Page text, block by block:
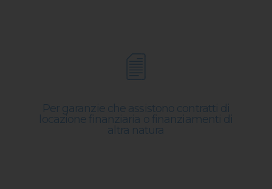
Per garanzie che assistono contratti di
locazione finanziaria o finanziamenti di
altra natura